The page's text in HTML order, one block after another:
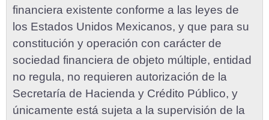
financiera existente conforme a las leyes de
los Estados Unidos Mexicanos, y que para su
constitución y operación con carácter de
sociedad financiera de objeto múltiple, entidad
no regula, no requieren autorización de la
Secretaría de Hacienda y Crédito Público, y
únicamente está sujeta a la supervisión de la